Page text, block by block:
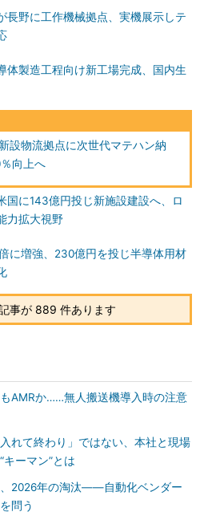
長野に工作機械拠点、実機展示しテ
体製造工程向け新工場完成、国内生
設物流拠点に次世代マテハン納
向上へ
国に143億円投じ新施設建設へ、ロ
力拡大視野
に増強、230億円を投じ半導体用材
事が 889 件あります
AMRか……無人搬送機導入時の注意
れて終わり」ではない、本社と現場
ーマン”とは
2026年の淘汰――自動化ベンダー
問う